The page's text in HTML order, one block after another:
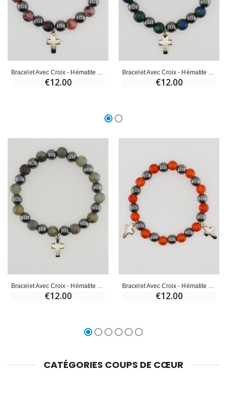
€12.00 €12.00
€12.00 €12.00
CATÉGORIES COUPS DE CŒUR